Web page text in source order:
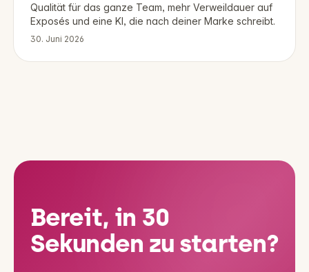
Qualität für das ganze Team, mehr Verweildauer auf
Exposés und eine KI, die nach deiner Marke schreibt.
30. Juni 2026
Bereit, in 30
Sekunden zu starten?